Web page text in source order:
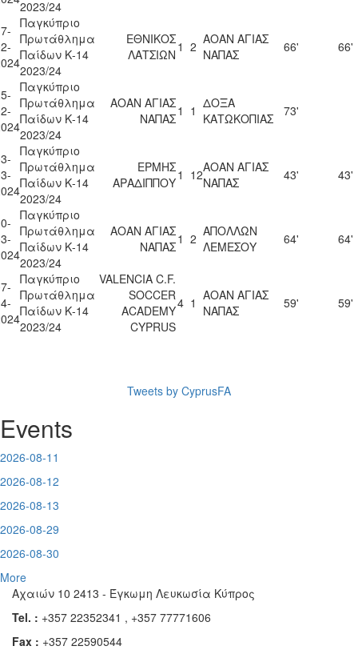
2023/24
Παγκύπριο
Πρωτάθλημα
Παίδων Κ-14
2023/24
ΕΘΝΙΚΟΣ
ΛΑΤΣΙΩΝ 1 2 ΑΟΑΝ ΑΓΙΑΣ
ΝΑΠΑΣ
66' 66'
Παγκύπριο
Πρωτάθλημα
Παίδων Κ-14
2023/24
ΑΟΑΝ ΑΓΙΑΣ
ΝΑΠΑΣ1 1 ΔΟΞΑ
ΚΑΤΩΚΟΠΙΑΣ
73'
Παγκύπριο
Πρωτάθλημα
Παίδων Κ-14
2023/24
ΕΡΜΗΣ
ΑΡΑΔΙΠΠΟΥ1 12ΑΟΑΝ ΑΓΙΑΣ
ΝΑΠΑΣ
43' 43'
Παγκύπριο
Πρωτάθλημα
Παίδων Κ-14
2023/24
ΑΟΑΝ ΑΓΙΑΣ
ΝΑΠΑΣ1 2 ΑΠΟΛΛΩΝ
ΛΕΜΕΣΟΥ
64' 64'
Παγκύπριο
Πρωτάθλημα
Παίδων Κ-14
2023/24
VALENCIA C.F.
SOCCER
ACADEMY
CYPRUS
4 1 ΑΟΑΝ ΑΓΙΑΣ
ΝΑΠΑΣ
59' 59'
Tweets by CyprusFA
Events
2026-08-11
2026-08-12
2026-08-13
2026-08-29
2026-08-30
More
Αχαιών 10 2413 - Έγκωμη Λευκωσία Κύπρος
Tel. : +357 22352341 , +357 77771606
Fax : +357 22590544